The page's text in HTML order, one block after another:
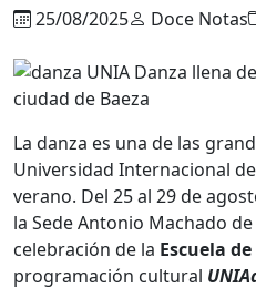
25/08/2025 Doce Notas
La danza es una de las
Universidad Internacional
verano. Del 25 al 29 de
la Sede Antonio Machado de
celebración de la Escuela de
programación cultural